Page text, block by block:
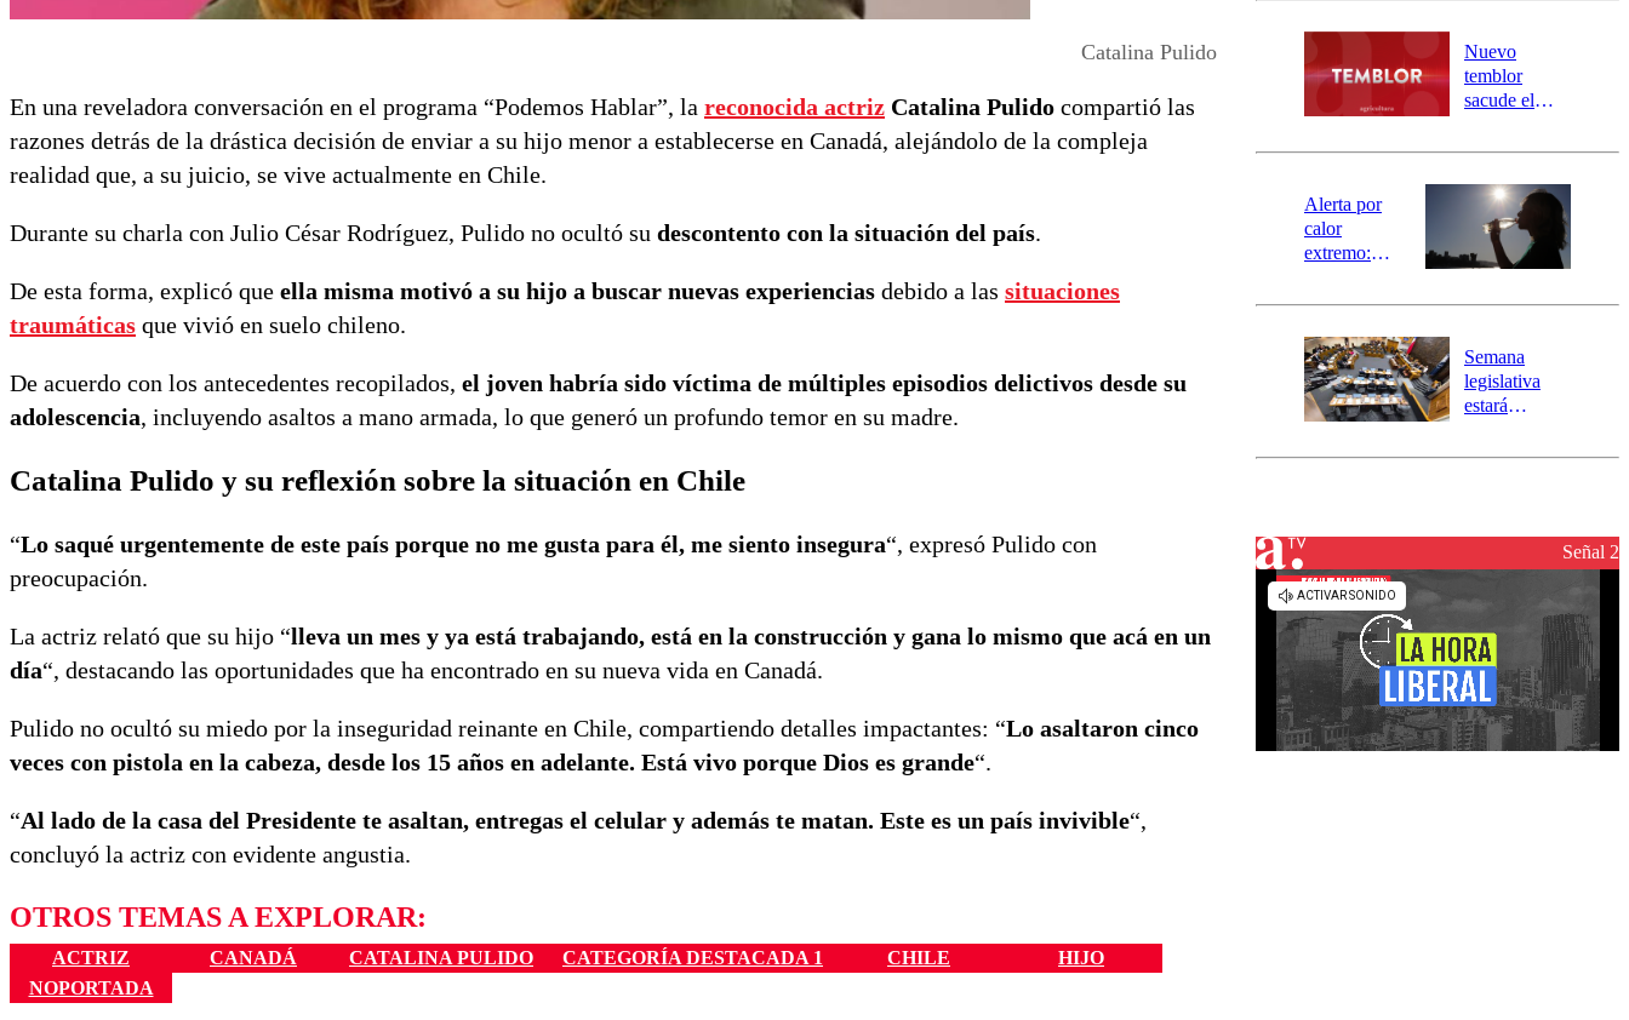
Catalina Pulido
En una reveladora conversación en el programa “Podemos Hablar”, la reconocida actriz Catalina Pulido compartió las
razones detrás de la drástica decisión de enviar a su hijo menor a establecerse en Canadá, alejándolo de la compleja
realidad que, a su juicio, se vive actualmente en Chile.
Durante su charla con Julio César Rodríguez, Pulido no ocultó su descontento con la situación del país.
De esta forma, explicó que ella misma motivó a su hijo a buscar nuevas experiencias debido a las situaciones
traumáticas que vivió en suelo chileno.
De acuerdo con los antecedentes recopilados, el joven habría sido víctima de múltiples episodios delictivos desde su
adolescencia, incluyendo asaltos a mano armada, lo que generó un profundo temor en su madre.
Catalina Pulido y su reflexión sobre la situación en Chile
“Lo saqué urgentemente de este país porque no me gusta para él, me siento insegura“, expresó Pulido con
preocupación.
La actriz relató que su hijo “lleva un mes y ya está trabajando, está en la construcción y gana lo mismo que acá en un
día“, destacando las oportunidades que ha encontrado en su nueva vida en Canadá.
Pulido no ocultó su miedo por la inseguridad reinante en Chile, compartiendo detalles impactantes: “Lo asaltaron cinco
veces con pistola en la cabeza, desde los 15 años en adelante. Está vivo porque Dios es grande“.
“Al lado de la casa del Presidente te asaltan, entregas el celular y además te matan. Este es un país invivible“,
concluyó la actriz con evidente angustia.
OTROS TEMAS A EXPLORAR:
ACTRIZ CANADÁ CATALINA PULIDO CATEGORÍA DESTACADA 1 CHILE
HIJO
NOPORTADA
río Damas:
activa
mensajería
SAE
Nuevo
temblor
sacude el
revisa la
epicentro
Alerta por
calor
extremo:
activa Alerta
Preventiva en
tres comunas
Semana
legislativa
estará
el fin de la
reconstrucciónSeñal 2